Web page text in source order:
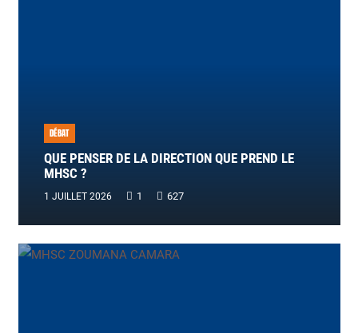
DÉBAT
QUE PENSER DE LA DIRECTION QUE PREND LE
MHSC ?
1 JUILLET 2026 1 Commentaire
627